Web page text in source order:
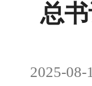
总
2025-